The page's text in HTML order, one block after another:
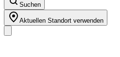
Suchen
Aktuellen Standort verwenden